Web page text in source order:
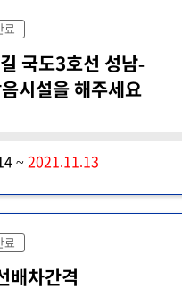
료
국도3호선 성남-
시설을 해주세요
~ 2021.11.13
료
배차간격